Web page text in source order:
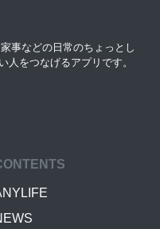
事などの日常のちょっとし
人をつなげるアプリです。